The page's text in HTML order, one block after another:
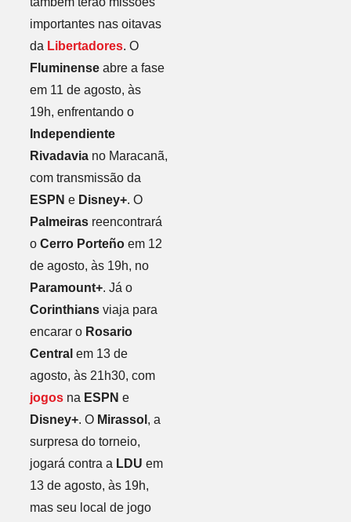
importantes nas oitavas
da Libertadores. O
Fluminenseabre a fase
em 11 de agosto, às
19h, enfrentando o
Independiente
Rivadaviano Maracanã,
com transmissão da
ESPN e Disney+. O
Palmeirasreencontrará
o Cerro Porteñoem 12
de agosto, às 19h, no
Paramount+. Já o
Corinthiansviaja para
encarar o Rosario
Central em 13 de
agosto, às 21h30, com
jogosna ESPN e
Disney+. O Mirassol , a
surpresa do torneio,
jogará contra a LDU em
13 de agosto, às 19h,
mas seu local de jogo